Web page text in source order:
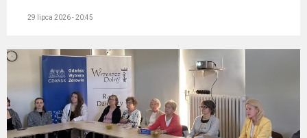
29 lipca 2026 - 20:45